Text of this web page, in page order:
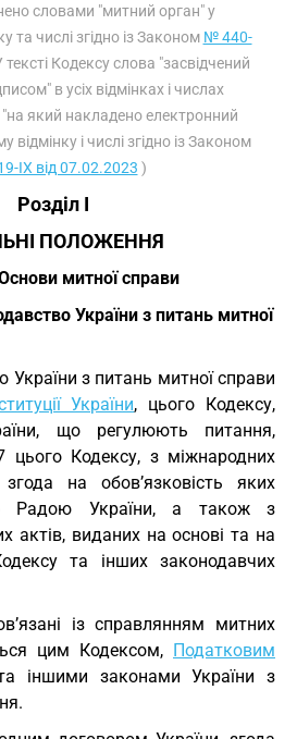
словами "митний орган" у
та числі згідно із Законом № 440-
тексті Кодексу слова "засвідчений
в усіх відмінках і числах
який накладено електронний
відмінку і числі згідно із Законом
IX від 07.02.2023 )
Розділ I
ПОЛОЖЕННЯ
митної справи
України з питань митної
України з питань митної справи
України, цього Кодексу,
що регулюють питання,
цього Кодексу, з міжнародних
згода на обов’язковість яких
Радою України, а також з
актів, виданих на основі та на
та інших законодавчих
із справлянням митних
цим Кодексом, Податковим
іншими законами України з